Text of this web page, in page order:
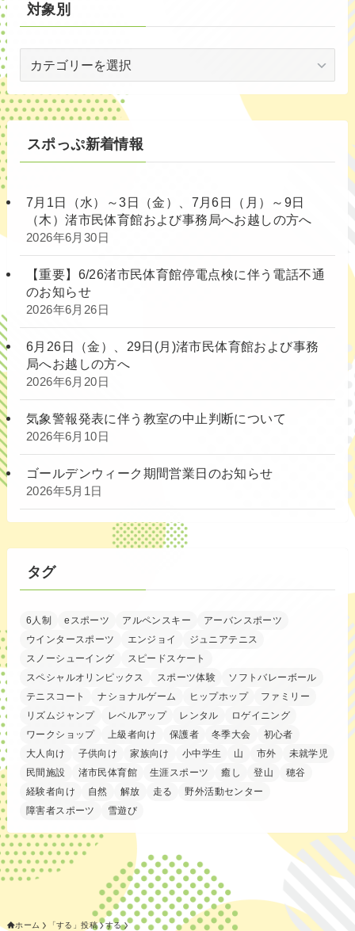
対象別
別
スポっぷ新着情報
7月1日（水）～3日（金）、7月6日（月）～9日
（木）渚市民体育館および事務局へお越しの方へ
2026年6月30日
【重要】6/26渚市民体育館停電点検に伴う電話不通
のお知らせ
2026年6月26日
6月26日（金）、29日(月)渚市民体育館および事務
局へお越しの方へ
2026年6月20日
気象警報発表に伴う教室の中止判断について
2026年6月10日
ゴールデンウィーク期間営業日のお知らせ
2026年5月1日
タグ
6人制 eスポーツ アルペンスキー
アーバンスポーツ
ウインタースポーツ
エンジョイ
ジュニアテニス
スノーシューイング
スピードスケート
スペシャルオリンピックス
スポーツ体験
ソフトバレーボール
テニスコート
ナショナルゲーム ヒップホップ
ファミリー
リズムジャンプ
レベルアップ レンタル
ロゲイニング
ワークショップ
上級者向け 保護者 冬季大会
初心者
大人向け
子供向け 家族向け 小中学生 山 市外
未就学児
民間施設
渚市民体育館 生涯スポーツ 癒し 登山
穂谷
経験者向け
自然 解放 走る
野外活動センター
障害者スポーツ
雪遊び
ホーム 「する」投稿 する